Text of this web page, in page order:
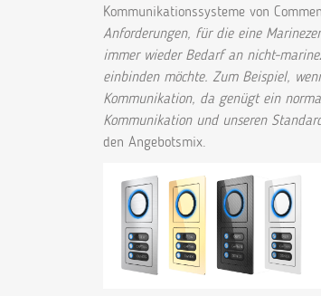
Kommunikationssysteme von
Anforderungen, für die eine
immer wieder Bedarf an nicht-
einbinden möchte. Zum Beispiel,
Kommunikation, da genügt ein
Kommunikation und unseren
den Angebotsmix.